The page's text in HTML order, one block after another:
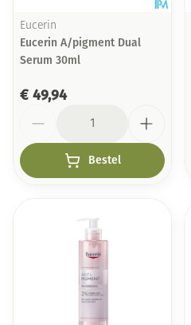
Eucerin
Eucerin A/pigment Dual
Serum 30ml
€ 49,94
Bestel